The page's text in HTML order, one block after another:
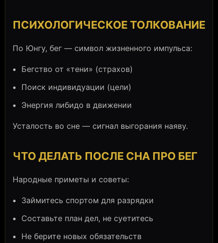
ПСИХОЛОГИЧЕСКОЕ ТОЛКОВАНИЕ
По Юнгу, бег — символ жизненного импульса:
Бегство от «тени» (страхов)
Поиск индивидуации (цели)
Энергия либидо в движении
Усталость во сне — сигнал выгорания наяву.
ЧТО ДЕЛАТЬ ПОСЛЕ СНА ПРО БЕГ
Народные приметы и советы:
Займитесь спортом для разрядки
Составьте план дел, не суетитесь
Не берите новых обязательств